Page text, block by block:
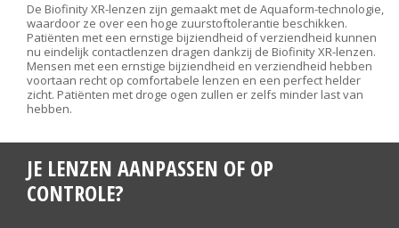
De Biofinity XR-lenzen zijn gemaakt met de Aquaform-technologie,
waardoor ze over een hoge zuurstoftolerantie beschikken.
Patiënten met een ernstige bijziendheid of verziendheid kunnen
nu eindelijk contactlenzen dragen dankzij de Biofinity XR-lenzen.
Mensen met een ernstige bijziendheid en verziendheid hebben
voortaan recht op comfortabele lenzen en een perfect helder
zicht. Patiënten met droge ogen zullen er zelfs minder last van
hebben.
JE LENZEN AANPASSEN OF OP
CONTROLE?